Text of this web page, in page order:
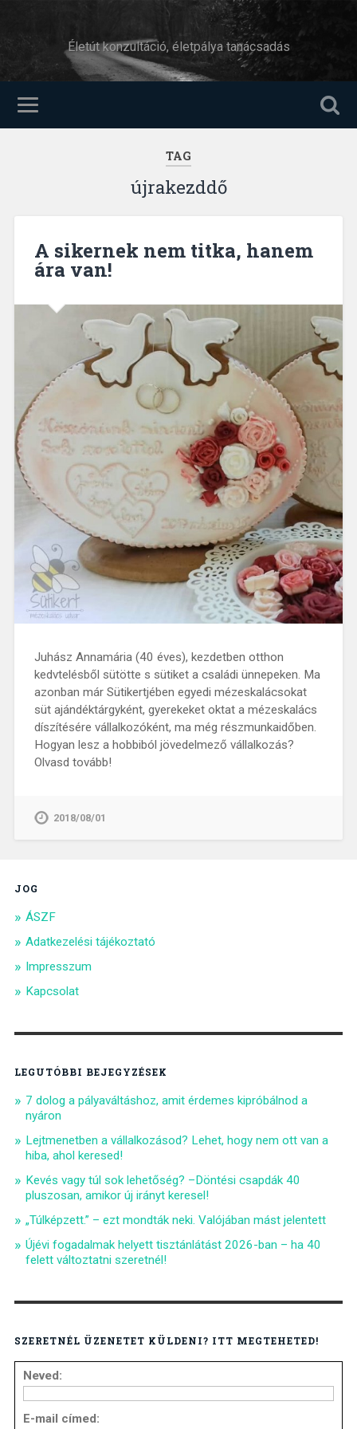
Életút konzultáció, életpálya tanácsadás
TAG
újrakezddő
A sikernek nem titka, hanem
ára van!
Juhász Annamária (40 éves), kezdetben otthon
kedvtelésből sütötte s sütiket a családi ünnepeken. Ma
azonban már Sütikertjében egyedi mézeskalácsokat
süt ajándéktárgyként, gyerekeket oktat a mézeskalács
díszítésére vállalkozóként, ma még részmunkaidőben.
Hogyan lesz a hobbiból jövedelmező vállalkozás?
Olvasd tovább!
2018/08/01
JOG
ÁSZF
Adatkezelési tájékoztató
Impresszum
Kapcsolat
LEGUTÓBBI BEJEGYZÉSEK
7 dolog a pályaváltáshoz, amit érdemes kipróbálnod a
nyáron
Lejtmenetben a vállalkozásod? Lehet, hogy nem ott van a
hiba, ahol keresed!
Kevés vagy túl sok lehetőség? –Döntési csapdák 40
pluszosan, amikor új irányt keresel!
„Túlképzett.” – ezt mondták neki. Valójában mást jelentett
Újévi fogadalmak helyett tisztánlátást 2026-ban – ha 40
felett változtatni szeretnél!
SZERETNÉL ÜZENETET KÜLDENI? ITT MEGTEHETED!
Neved:
E-mail címed: